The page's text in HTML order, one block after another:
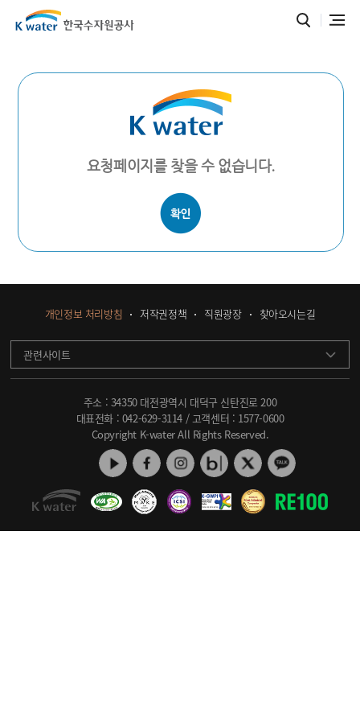
요청페이지를 찾을 수 없습니다.
개인정보 처리방침 저작권정책 직원광장 찾아오시는길
관련사이트
주소 : 34350 대전광역시 대덕구 신탄진로 200
대표전화 : 042-629-3114 / 고객센터 : 1577-0600
Copyright K-water All Rights Reserved.